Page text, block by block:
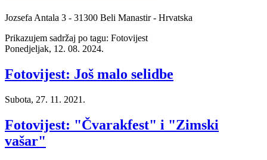
Jozsefa Antala 3 - 31300 Beli Manastir - Hrvatska
Prikazujem sadržaj po tagu: Fotovijest
Ponedjeljak, 12. 08. 2024.
Fotovijest: Još malo selidbe
Subota, 27. 11. 2021.
Fotovijest: "Čvarakfest" i "Zimski
vašar"